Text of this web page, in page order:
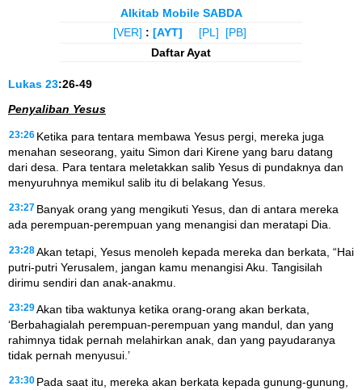
Alkitab Mobile SABDA
[VER] : [AYT] [PL]
[PB]
Daftar Ayat
Lukas 23:26-49
Penyaliban Yesus
23:26 Ketika para tentara membawa Yesus pergi, mereka juga
menahan seseorang, yaitu Simon dari Kirene yang baru datang
dari desa. Para tentara meletakkan salib Yesus di pundaknya dan
menyuruhnya memikul salib itu di belakang Yesus.
23:27 Banyak orang yang mengikuti Yesus, dan di antara mereka
ada perempuan-perempuan yang menangisi dan meratapi Dia.
23:28Akan tetapi, Yesus menoleh kepada mereka dan berkata, “Hai
putri-putri Yerusalem, jangan kamu menangisi Aku. Tangisilah
dirimu sendiri dan anak-anakmu.
23:29Akan tiba waktunya ketika orang-orang akan berkata,
‘Berbahagialah perempuan-perempuan yang mandul, dan yang
rahimnya tidak pernah melahirkan anak, dan yang payudaranya
tidak pernah menyusui.’
23:30 Pada saat itu, mereka akan berkata kepada gunung-gunung,